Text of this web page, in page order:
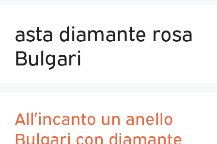
asta diamante rosa
Bulgari
All’incanto un anello
Bulgari con diamante